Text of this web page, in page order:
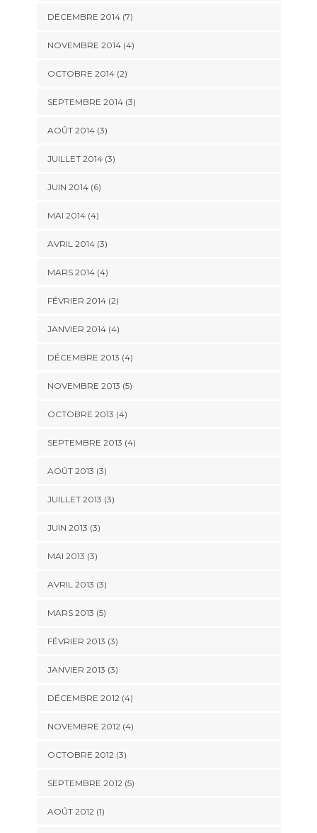
DÉCEMBRE 2014(7)
NOVEMBRE 2014(4)
OCTOBRE 2014(2)
SEPTEMBRE 2014(3)
AOÛT 2014(3)
JUILLET 2014(3)
JUIN 2014(6)
MAI 2014(4)
AVRIL 2014(3)
MARS 2014(4)
FÉVRIER 2014(2)
JANVIER 2014(4)
DÉCEMBRE 2013 (4)
NOVEMBRE 2013 (5)
OCTOBRE 2013 (4)
SEPTEMBRE 2013 (4)
AOÛT 2013 (3)
JUILLET 2013 (3)
JUIN 2013 (3)
MAI 2013 (3)
AVRIL 2013 (3)
MARS 2013 (5)
FÉVRIER 2013 (3)
JANVIER 2013 (3)
DÉCEMBRE 2012(4)
NOVEMBRE 2012(4)
OCTOBRE 2012(3)
SEPTEMBRE 2012(5)
AOÛT 2012(1)